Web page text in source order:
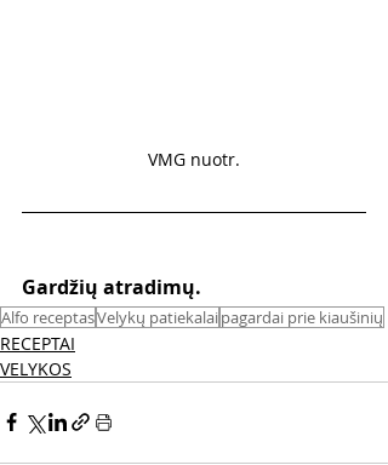
VMG nuotr.
Gardžių atradimų.
Alfo receptasVelykų patiekalaipagardai prie kiaušinių
RECEPTAI
VELYKOS